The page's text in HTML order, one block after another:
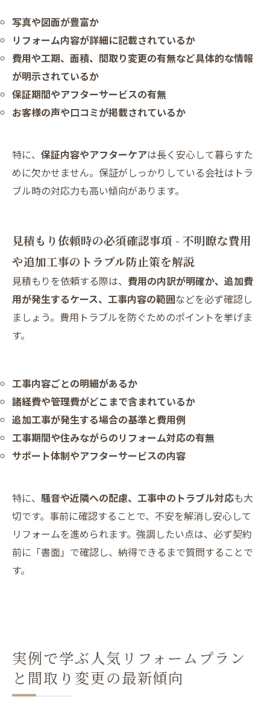
写真や図面が豊富か
リフォーム内容が詳細に記載されているか
費用や工期、面積、間取り変更の有無など具体的な情報
が明示されているか
保証期間やアフターサービスの有無
お客様の声や口コミが掲載されているか
特に、 保証内容やアフターケアは長く安心して暮らすた
めに欠かせません。保証がしっかりしている会社はトラ
ブル時の対応力も高い傾向があります。
見積もり依頼時の必須確認事項 - 不明瞭な費用
や追加工事のトラブル防止策を解説
見積もりを依頼する際は、 費用の内訳が明確か、追加費
用が発生するケース、工事内容の範囲などを必ず確認し
ましょう。費用トラブルを防ぐためのポイントを挙げま
す。
工事内容ごとの明細があるか
諸経費や管理費がどこまで含まれているか
追加工事が発生する場合の基準と費用例
工事期間や住みながらのリフォーム対応の有無
サポート体制やアフターサービスの内容
特に、 騒音や近隣への配慮、工事中のトラブル対応も大
切です。事前に確認することで、不安を解消し安心して
リフォームを進められます。強調したい点は、必ず契約
前に「書面」で確認し、納得できるまで質問することで
す。
実例で学ぶ人気リフォームプラン
と間取り変更の最新傾向